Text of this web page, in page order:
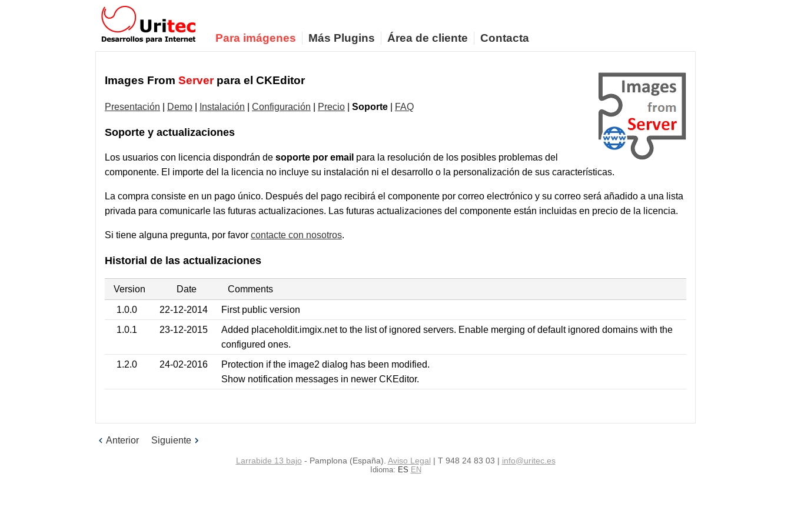
Para imágenes Más Plugins Área de cliente Contacta
Images From Serverpara el CKEditor
Presentación Demo Instalación Configuración Precio Soporte FAQ
Soporte y actualizaciones
Los usuarios con licencia dispondrán de soporte por email para la resolución de los posibles problemas del
componente. El importe del la licencia no incluye su instalación ni el desarrollo o la personalización de sus características.
La compra consiste en un pago único. Después del pago recibirá el componente por correo electrónico y su correo será añadido a una lista
privada para comunicarle las futuras actualizaciones. Las futuras actualizaciones del componente están incluidas en precio de la licencia.
Si tiene alguna pregunta, por favor contacte con nosotros.
Historial de las actualizaciones
Version Date Comments
1.0.0 22-12-2014
First public version
1.0.1
23-12-2015
Added placeholdit.imgix.net to the list of ignored servers. Enable merging of default ignored domains with the
configured ones.
1.2.0
24-02-2016
Protection if the image2 dialog has been modified.
Show notification messages in newer CKEditor.
Anterior Siguiente
Larrabide 13 bajo - Pamplona (España). Aviso Legal | T 948 24 83 03 | info@uritec.es
Idioma: ES EN